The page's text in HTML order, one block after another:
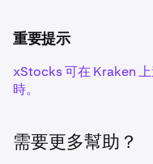
重要提示
xStocks 可在 Kraken
時。
需要更多幫助？